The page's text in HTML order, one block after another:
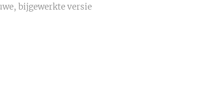
bijgewerkte versie